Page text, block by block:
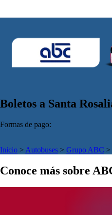
Boletos a Santa
Formas de pago:
Inicio > Autobuses > Grupo ABC >
Conoce más sobre